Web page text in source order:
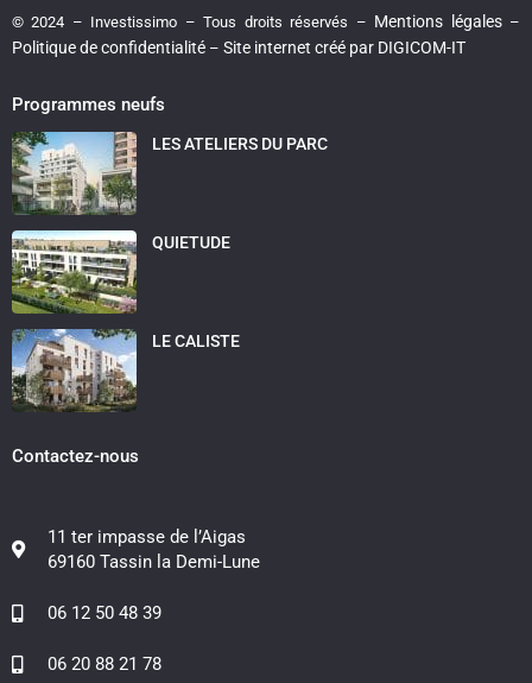
© 2024 – Investissimo – Tous droits réservés – Mentions légales–
Politique de confidentialité – Site internet créé par DIGICOM-IT
Programmes neufs
LES ATELIERS DU PARC
QUIETUDE
LE CALISTE
Contactez-nous
11 ter impasse de l’Aigas
69160 Tassin la Demi-Lune
06 12 50 48 39
06 20 88 21 78